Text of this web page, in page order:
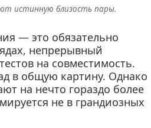
истинную близость пары.
— это обязательно
непрерывный
на совместимость.
в общую картину. Однако
на нечто гораздо более
не в грандиозных